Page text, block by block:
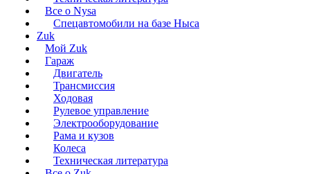
Все о Nysa
Спецавтомобили на базе Ныса
Zuk
Мой Zuk
Гараж
Двигатель
Трансмиссия
Ходовая
Рулевое управление
Электрооборудование
Рама и кузов
Колеса
Техническая литература